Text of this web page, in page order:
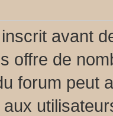
avant
offre de
forum peut